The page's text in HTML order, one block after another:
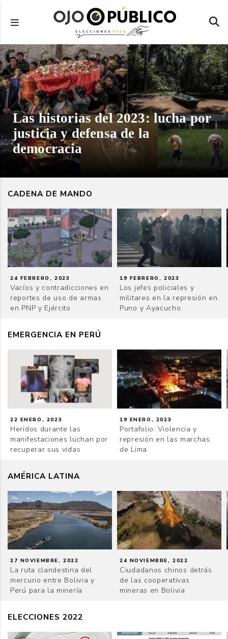
contenido
Las historias del 2023: lucha por
justicia y defensa de la
democracia
CADENA DE MANDO
24 FEBRERO, 2023
Vacíos y contradicciones en
reportes de uso de armas
en PNP y Ejército
19 FEBRERO, 2023
Los jefes policiales y
militares en la represión en
Puno y Ayacucho
EMERGENCIA EN PERÚ
22 ENERO, 2023
Heridos durante las
manifestaciones luchan por
recuperar sus vidas
19 ENERO, 2023
Portafolio: Violencia y
represión en las marchas
de Lima
AMÉRICA LATINA
27 NOVIEMBRE, 2022
La ruta clandestina del
mercurio entre Bolivia y
Perú para la minería
24 NOVIEMBRE, 2022
Ciudadanos chinos detrás
de las cooperativas
mineras en Bolivia
ELECCIONES 2022